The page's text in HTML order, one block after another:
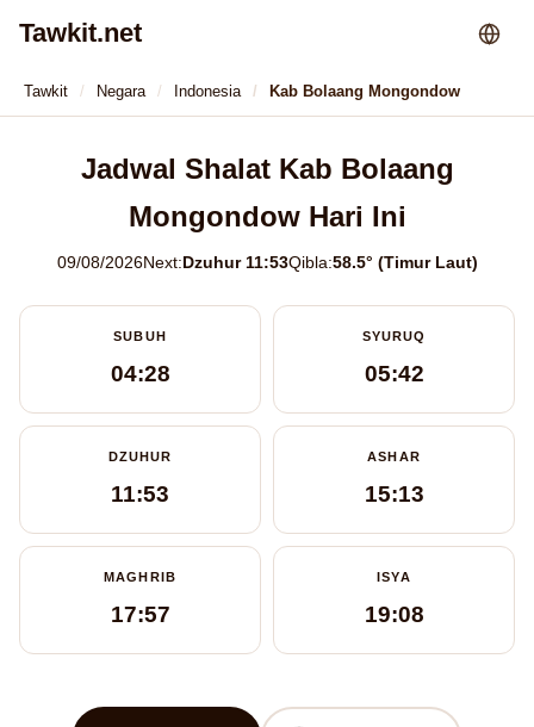
Tawkit.net
Tawkit Negara Indonesia Kab Bolaang Mongondow
Jadwal Shalat Kab Bolaang
Mongondow Hari Ini
09/08/2026Next:Dzuhur 11:53Qibla:58.5° (Timur Laut)
SUBUH
04:28
SYURUQ
05:42
DZUHUR
11:53
ASHAR
15:13
MAGHRIB
17:57
ISYA
19:08